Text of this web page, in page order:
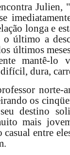
Julien,
longa e
o último a
últimos
mantê-
dura,
norte-
os
destino
mais
entre